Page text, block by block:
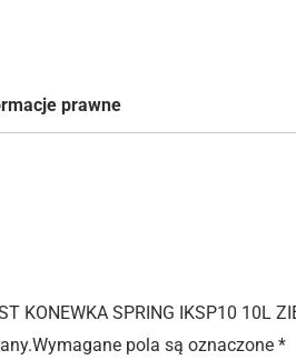
prawne
KONEWKA SPRING IKSP10 10L
Wymagane pola są oznaczone *